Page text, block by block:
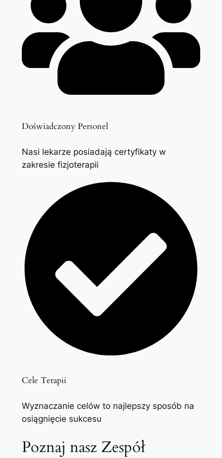
Doświadczony Personel
Nasi lekarze posiadają certyfikaty w
zakresie fizjoterapii
Cele Terapii
Wyznaczanie celów to najlepszy sposób na
osiągnięcie sukcesu
Poznaj nasz Zespół